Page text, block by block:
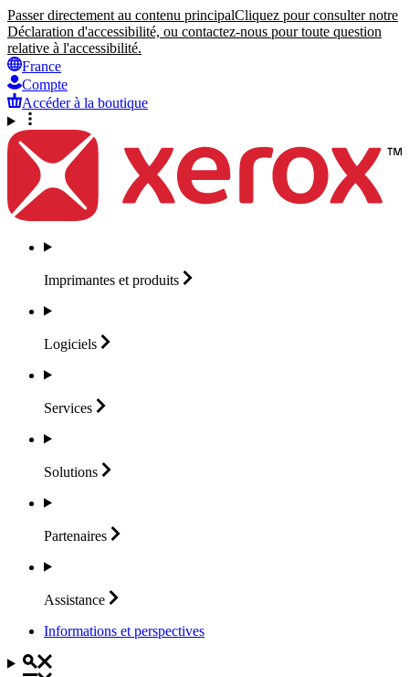
Passer directement au contenu principalCliquez pour consulter notre
Déclaration d'accessibilité, ou contactez-nous pour toute question
relative à l'accessibilité.
France
Compte
Accéder à la boutique
Imprimantes et produits
Logiciels
Services
Solutions
Partenaires
Assistance
Informations et perspectives